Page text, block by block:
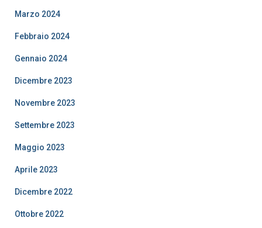
Marzo 2024
Febbraio 2024
Gennaio 2024
Dicembre 2023
Novembre 2023
Settembre 2023
Maggio 2023
Aprile 2023
Dicembre 2022
Ottobre 2022